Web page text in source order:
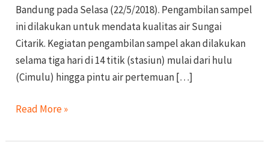
Bandung pada Selasa (22/5/2018). Pengambilan sampel
ini dilakukan untuk mendata kualitas air Sungai
Citarik. Kegiatan pengambilan sampel akan dilakukan
selama tiga hari di 14 titik (stasiun) mulai dari hulu
(Cimulu) hingga pintu air pertemuan […]
Read More »